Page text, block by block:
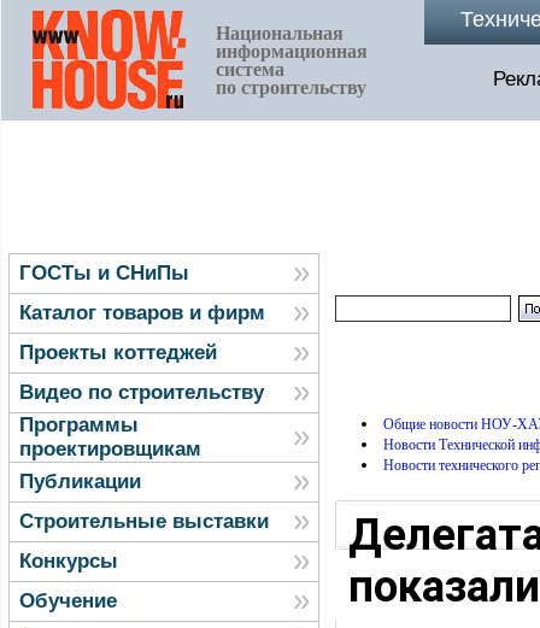
Национальная
информационная
система
по строительству
ГОСТы и СНиПы
Каталог товаров и фирм
Проекты коттеджей
Видео по строительству
Программы
проектировщикам
Публикации
Строительные выставки
Конкурсы
Обучение
Общие новости НОУ-
Новости Технической
Новости технического